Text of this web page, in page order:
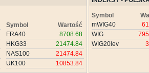
Symbol
Wartość
FRA40
8708.68
HKG33
21474.84
NAS100
21474.84
UK100
10853.84
Symbol
mWIG40
WIG
WIG20lev